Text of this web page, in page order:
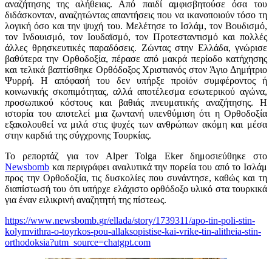
αναζήτησης της αλήθειας. Από παιδί αμφισβητούσε όσα του
διδάσκονταν, αναζητώντας απαντήσεις που να ικανοποιούν τόσο τη
λογική όσο και την ψυχή του. Μελέτησε το Ισλάμ, τον Βουδισμό,
τον Ινδουισμό, τον Ιουδαϊσμό, τον Προτεσταντισμό και πολλές
άλλες θρησκευτικές παραδόσεις. Ζώντας στην Ελλάδα, γνώρισε
βαθύτερα την Ορθοδοξία, πέρασε από μακρά περίοδο κατήχησης
και τελικά βαπτίσθηκε Ορθόδοξος Χριστιανός στον Άγιο Δημήτριο
Ψυρρή. Η απόφασή του δεν υπήρξε προϊόν συμφέροντος ή
κοινωνικής σκοπιμότητας, αλλά αποτέλεσμα εσωτερικού αγώνα,
προσωπικού κόστους και βαθιάς πνευματικής αναζήτησης. Η
ιστορία του αποτελεί μια ζωντανή υπενθύμιση ότι η Ορθοδοξία
εξακολουθεί να μιλά στις ψυχές των ανθρώπων ακόμη και μέσα
στην καρδιά της σύγχρονης Τουρκίας.
Το ρεπορτάζ για τον Alper Tolga Ekerδημοσιεύθηκε στο
Newsbomb και περιγράφει αναλυτικά την πορεία του από το Ισλάμ
προς την Ορθοδοξία, τις δυσκολίες που συνάντησε, καθώς και τη
διαπίστωσή του ότι υπήρχε ελάχιστο ορθόδοξο υλικό στα τουρκικά
για έναν ειλικρινή αναζητητή της πίστεως.
https://www.newsbomb.gr/ellada/story/1739311/apo-tin-poli-stin-
kolymvithra-o-toyrkos-pou-allaksopistise-kai-vrike-tin-alitheia-stin-
orthodoksia?utm source=chatgpt.com